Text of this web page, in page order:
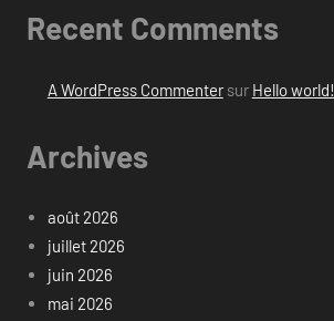
Recent Comments
A WordPress Commentersur Hello world!
Archives
août 2026
juillet 2026
juin 2026
mai 2026